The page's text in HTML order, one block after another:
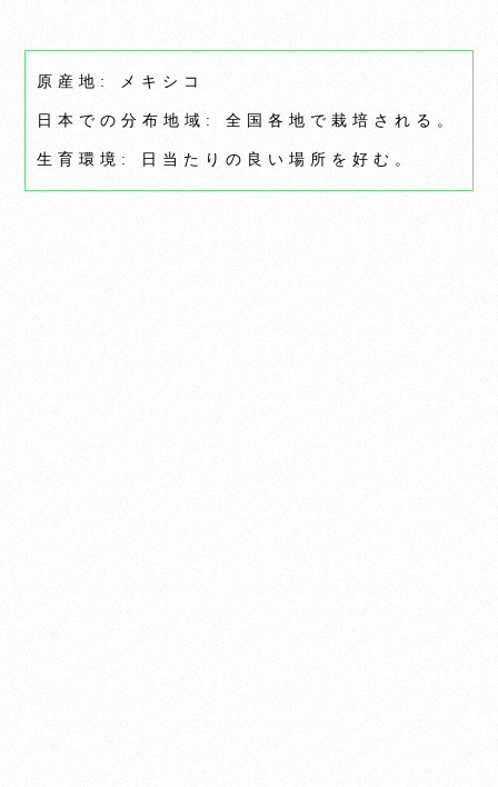
原産地: メキシコ
日本での分布地域: 全国各地で栽培される。
生育環境: 日当たりの良い場所を好む。